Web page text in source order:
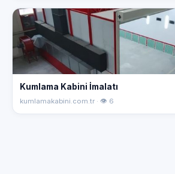
Kumlama Kabini İmalatı
kumlamakabini.com.tr · 👁 6